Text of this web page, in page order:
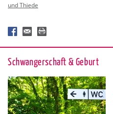
und Thiede
Schwan­ger­schaft & Ge­burt